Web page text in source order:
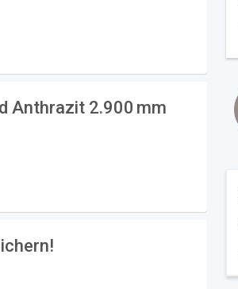
Anthrazit 2.900 mm